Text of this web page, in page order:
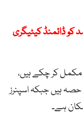
کو ڈائمنڈ کیٹیگری
مکمل کر چکے ہیں،
ہیں جبکہ اسپنرز
ہے۔